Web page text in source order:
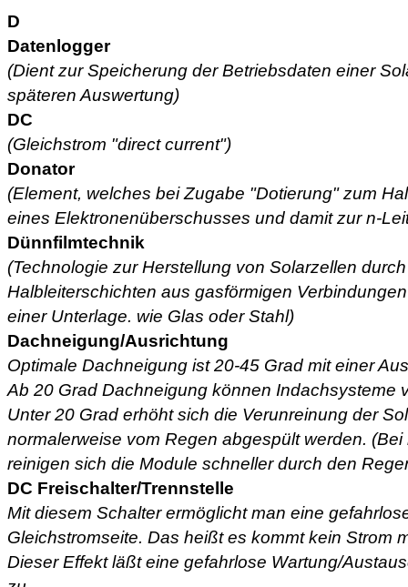
D
Datenlogger
(Dient zur Speicherung der Betriebsdaten einer
späteren Auswertung)
DC
(Gleichstrom "direct current")
Donator
(Element, welches bei Zugabe "Dotierung" zum
eines Elektronenüberschusses und damit zur n-
Dünnfilmtechnik
(Technologie zur Herstellung von Solarzellen
Halbleiterschichten aus gasförmigen
einer Unterlage. wie Glas oder Stahl)
Dachneigung/Ausrichtung
Optimale Dachneigung ist 20-45 Grad mit einer
Ab 20 Grad Dachneigung können Indachsysteme
Unter 20 Grad erhöht sich die Verunreinung der
normalerweise vom Regen abgespült werden.
reinigen sich die Module schneller durch den
DC Freischalter/Trennstelle
Mit diesem Schalter ermöglicht man eine
Gleichstromseite. Das heißt es kommt kein Strom
Dieser Effekt läßt eine gefahrlose Wartung/